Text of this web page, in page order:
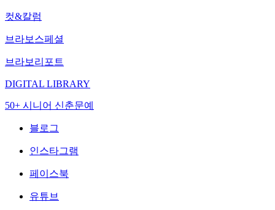
컷&칼럼
브라보스페셜
브라보리포트
DIGITAL LIBRARY
50+ 시니어 신춘문예
블로그
인스타그램
페이스북
유튜브